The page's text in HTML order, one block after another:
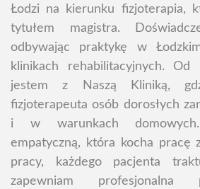
Łodzi na kierunku fizjoterapia,
tytułem magistra.
odbywając praktykę w
klinikach rehabilitacyjnych. Od
jestem z Naszą Kliniką,
fizjoterapeuta osób dorosłych
i w warunkach
empatyczną, która kocha pracę
pracy, każdego pacjenta
zapewniam profesjonalna